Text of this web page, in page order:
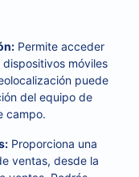
Permite acceder
móviles
puede
del equipo de
campo.
Proporciona una
ventas, desde la